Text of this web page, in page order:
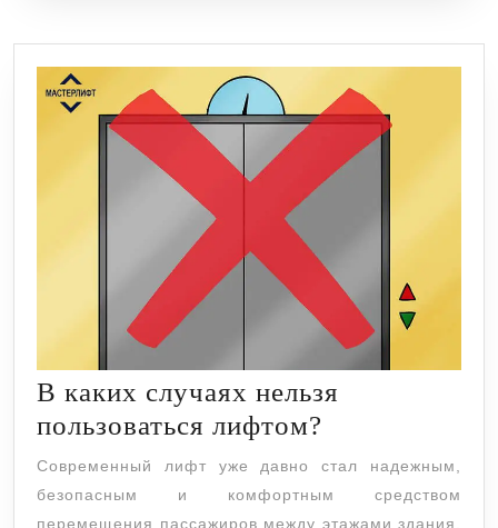
В каких случаях нельзя
пользоваться лифтом?
каких
случаях
Современный лифт уже давно стал надежным,
безопасным и комфортным средством
перемещения пассажиров между этажами здания.